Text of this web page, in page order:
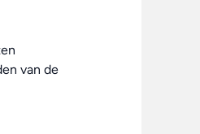
van de